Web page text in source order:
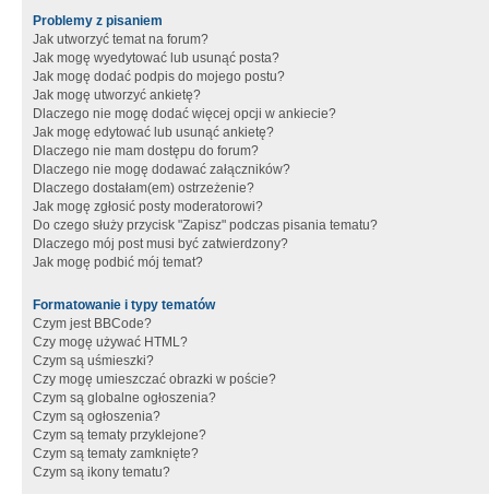
Problemy z pisaniem
Jak utworzyć temat na forum?
Jak mogę wyedytować lub usunąć posta?
Jak mogę dodać podpis do mojego postu?
Jak mogę utworzyć ankietę?
Dlaczego nie mogę dodać więcej opcji w ankiecie?
Jak mogę edytować lub usunąć ankietę?
Dlaczego nie mam dostępu do forum?
Dlaczego nie mogę dodawać załączników?
Dlaczego dostałam(em) ostrzeżenie?
Jak mogę zgłosić posty moderatorowi?
Do czego służy przycisk "Zapisz" podczas pisania tematu?
Dlaczego mój post musi być zatwierdzony?
Jak mogę podbić mój temat?
Formatowanie i typy tematów
Czym jest BBCode?
Czy mogę używać HTML?
Czym są uśmieszki?
Czy mogę umieszczać obrazki w poście?
Czym są globalne ogłoszenia?
Czym są ogłoszenia?
Czym są tematy przyklejone?
Czym są tematy zamknięte?
Czym są ikony tematu?